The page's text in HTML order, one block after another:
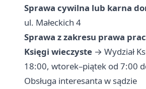
Sprawa cywilna lub karna
ul. Małeckich 4
Sprawa z zakresu prawa
Księgi wieczyste → Wydział
18:00, wtorek–piątek od 7:00
Obsługa interesanta w sądzie